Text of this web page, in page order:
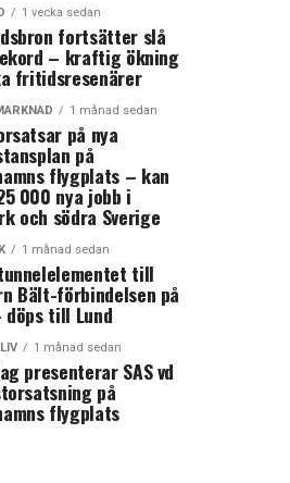
1 vecka sedan
fortsätter slå
– kraftig ökning
fritidsresenärer
1 månad sedan
på nya
på
flygplats – kan
000 nya jobb i
och södra Sverige
1 månad sedan
till
Bält-förbindelsen på
till Lund
1 månad sedan
presenterar SAS vd
på
flygplats